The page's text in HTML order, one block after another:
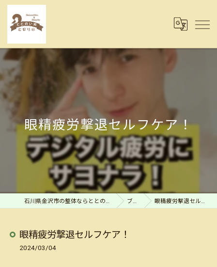
眼精疲労撃退セルフケア！
石川県金沢市の整体ならととのい処とまり木 ブログ 眼精疲労撃退セルフケア！
眼精疲労撃退セルフケア！
2024/03/04